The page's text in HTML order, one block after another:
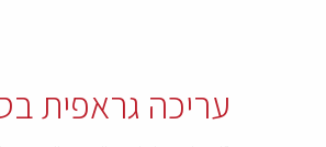
עריכה גראפית